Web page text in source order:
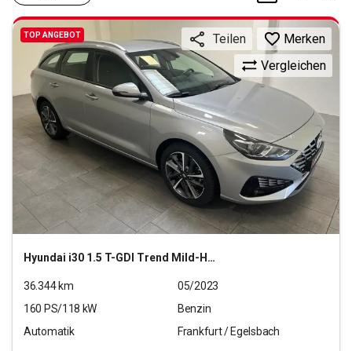
TOP ANGEBOT
Hyundai i30 1.5 T-GDI Trend Mild-Hybrid (EURO 6d)(OPF)
Vergleichen
Teilen Merken
36.344km
05/2023
160 PS/118 kW
Benzin
Automatik
Frankfurt / Egelsbach